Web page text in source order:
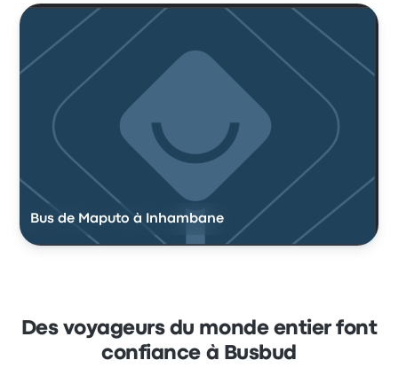
Bus de Maputo à Inhambane
Des voyageurs du monde entier font
confiance à Busbud